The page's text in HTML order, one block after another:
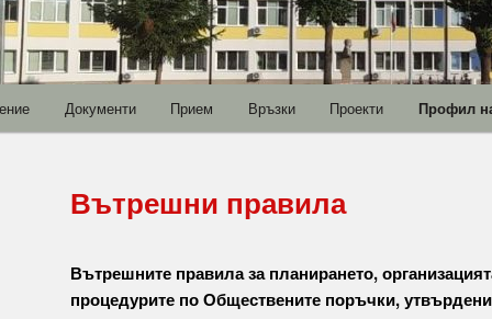
Документи Прием Връзки Проекти Профил
Вътрешни правила
Вътрешните правила за планирането,
процедурите по Обществените поръчки,